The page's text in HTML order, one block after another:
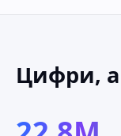
Цифри, а